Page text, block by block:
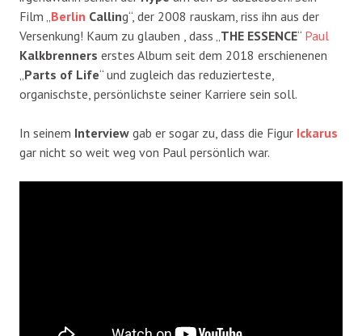
Film „Berlin Calling“, der 2008 rauskam, riss ihn aus der
Versenkung! Kaum zu glauben , dass „THE ESSENCE“ Paul
Kalkbrenners erstes Album seit dem 2018 erschienenen
„Parts of Life“ und zugleich das reduzierteste,
organischste, persönlichste seiner Karriere sein soll.
In seinem Interview gab er sogar zu, dass die Figur Ickarus
gar nicht so weit weg von Paul persönlich war.